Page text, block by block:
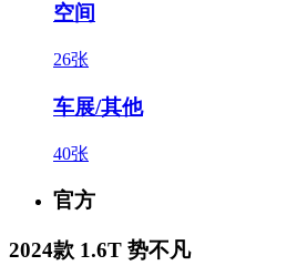
空间
26张
车展/其他
40张
官方
2024款 1.6T 势不凡